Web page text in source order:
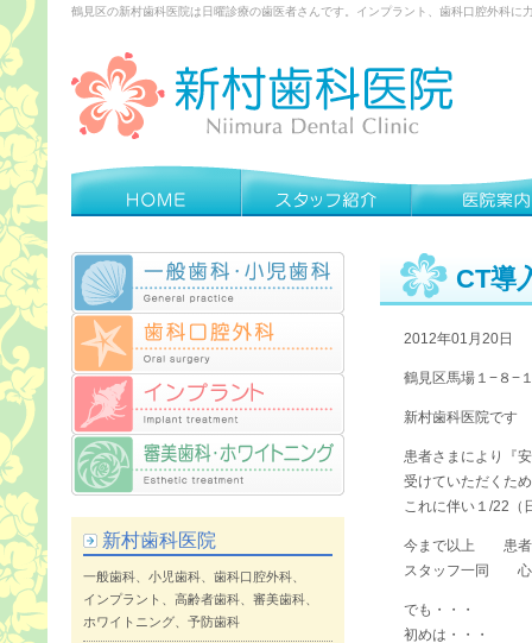
鶴見区の新村歯科医院は日曜診療の歯医者さんです。インプラント、歯科口腔外科
CT導
2012年01月20日
鶴見区馬場１−８−
新村歯科医院です
患者さまにより『
受けていただくた
これに伴い１/22（
今まで以上 患者
スタッフ一同 心
でも・・・
初めは・・・
新村歯科医院
一般歯科、小児歯科、歯科口腔外科、
インプラント、高齢者歯科、審美歯科、
ホワイトニング、予防歯科